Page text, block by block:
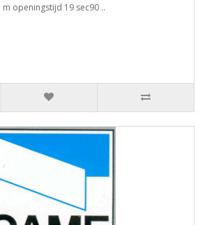
openingstijd 19 sec90 ..